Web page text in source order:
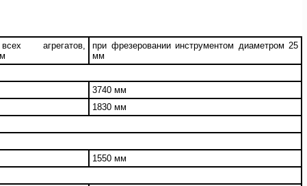
агрегатов,
при фрезеровании инструментом диаметром 25
мм
3740 мм
1830 мм
1550 мм